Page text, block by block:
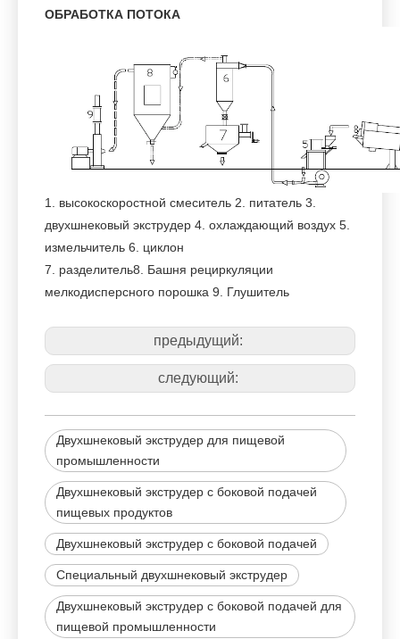
ОБРАБОТКА ПОТОКА
1. высокоскоростной смеситель 2. питатель 3.
двухшнековый экструдер 4. охлаждающий воздух 5.
измельчитель 6. циклон
7. разделитель8. Башня рециркуляции
мелкодисперсного порошка 9. Глушитель
предыдущий:
следующий:
Двухшнековый экструдер для пищевой
промышленности
Двухшнековый экструдер с боковой подачей
пищевых продуктов
Двухшнековый экструдер с боковой подачей
Специальный двухшнековый экструдер
Двухшнековый экструдер с боковой подачей для
пищевой промышленности